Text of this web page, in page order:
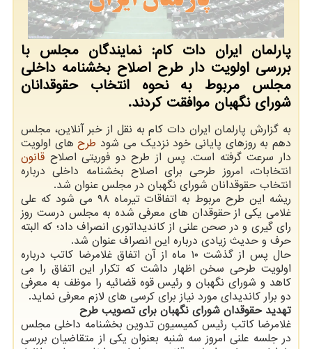
پارلمان ایران دات كام: نمایندگان مجلس با
بررسی اولویت دار طرح اصلاح بخشنامه داخلی
مجلس مربوط به نحوه انتخاب حقوقدانان
شورای نگهبان موافقت كردند.
به گزارش پارلمان ایران دات کام به نقل از خبر آنلاین، مجلس
دهم به روزهای پایانی خود نزدیک می شود طرحهای اولویت
دار سرعت گرفته است. پس از طرح دو فوریتی اصلاح قانون
انتخابات، امروز طرحی برای اصلاح بخشنامه داخلی درباره
انتخاب حقوقدانان شورای نگهبان در مجلس عنوان شد.
ریشه این طرح مربوط به اتفاقات تیرماه ۹۸ می شود که علی
غلامی یکی از حقوقدان های معرفی شده به مجلس درست روز
رای گیری و در صحن علنی از کاندیداتوری انصراف داد؛ که البته
حرف و حدیث زیادی درباره این انصراف عنوان شد.
حال پس از گذشت ۱۰ ماه از آن اتفاق غلامرضا کاتب درباره
اولویت طرحی سخن اظهار داشت که تکرار این اتفاق را می
کاهد و شورای نگهبان و رئیس قوه قضائیه را موظف به معرفی
دو برار کاندیدای مورد نیاز برای کرسی های لازم معرفی نماید.
تهدید حقوقدان شورای نگهبان برای تصویب طرح
غلامرضا کاتب رئیس کمیسیون تدوین بخشنامه داخلی مجلس
در جلسه علنی امروز سه شنبه بعنوان یکی از متقاضیان بررسی